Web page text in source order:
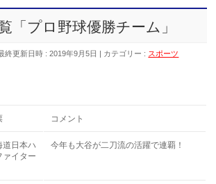
「プロ野球優勝チーム」
終更新日時 : 2019年9月5日 カテゴリー : スポーツ
コメント
道日本ハ
ァイター
今年も大谷が二刀流の活躍で連覇！